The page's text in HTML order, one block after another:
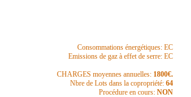
Consommations énergétiques: EC
Emissions de gaz à effet de serre: EC
CHARGES moyennes annuelles: 1800€.
Nbre de Lots dans la copropriété: 64
Procédure en cours: NON